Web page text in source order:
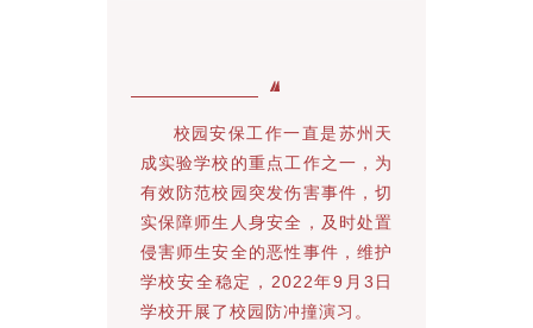
校园安保工作一直是苏州天
成实验学校的重点工作之一，为
有效防范校园突发伤害事件，切
实保障师生人身安全，及时处置
侵害师生安全的恶性事件，维护
学校安全稳定，2022年9月3日
学校开展了校园防冲撞演习。